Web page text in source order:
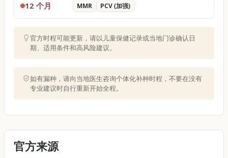
12 个月 MMR PCV (加强)
官方时程可能更新，请以儿童保健记录或当地门诊确认日
期、适用条件和高风险建议。
如有漏种，请向当地医生咨询个体化补种时程，不要在没有
专业建议时自行重新开始全程。
官方来源